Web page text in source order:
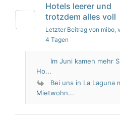
Hotels leerer und
trotzdem alles voll
Letzter Beitrag von mibo,
4 Tagen
Im Juni kamen mehr
Ho...
Bei uns in La Laguna
Mietwohn...